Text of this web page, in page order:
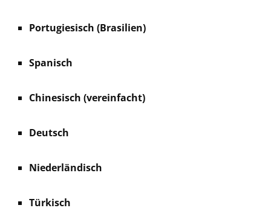
Portugiesisch (Brasilien)
Spanisch
Chinesisch (vereinfacht)
Deutsch
Niederländisch
Türkisch